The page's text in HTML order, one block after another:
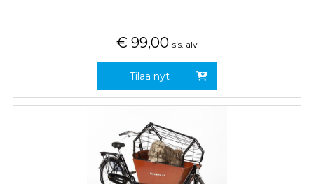
€ 99,00 sis. alv
Tilaa nyt